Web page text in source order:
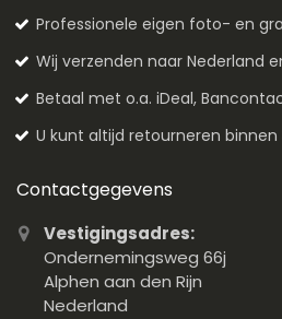
Professionele eigen foto- en
Wij verzenden naar Nederland
Betaal met o.a. iDeal,
U kunt altijd retourneren binnen
Contactgegevens
Vestigingsadres:
Ondernemingsweg 66j
Alphen aan den Rijn
Nederland